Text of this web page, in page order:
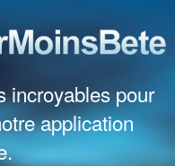
incroyables pour
application